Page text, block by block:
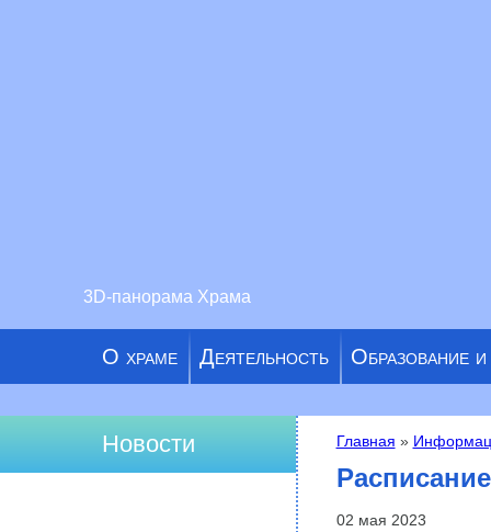
3D-панорама Храма
О храме Деятельность Образование
Вы здесь
Главная »
02 мая 2023
Новости